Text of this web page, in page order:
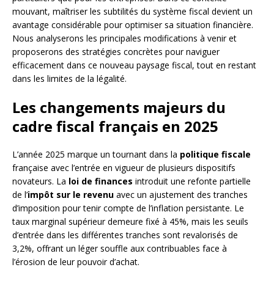
mouvant, maîtriser les subtilités du système fiscal devient un
avantage considérable pour optimiser sa situation financière.
Nous analyserons les principales modifications à venir et
proposerons des stratégies concrètes pour naviguer
efficacement dans ce nouveau paysage fiscal, tout en restant
dans les limites de la légalité.
Les changements majeurs du
cadre fiscal français en 2025
L’année 2025 marque un tournant dans la politique fiscale
française avec l’entrée en vigueur de plusieurs dispositifs
novateurs. La loi de finances introduit une refonte partielle
de l’impôt sur le revenu avec un ajustement des tranches
d’imposition pour tenir compte de l’inflation persistante. Le
taux marginal supérieur demeure fixé à 45%, mais les seuils
d’entrée dans les différentes tranches sont revalorisés de
3,2%, offrant un léger souffle aux contribuables face à
l’érosion de leur pouvoir d’achat.